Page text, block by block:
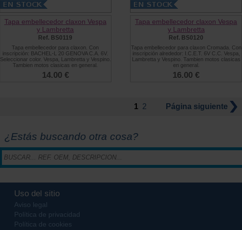
Tapa embellecedor claxon Vespa
y Lambretta
Ref. BS0119
Tapa embellecedor para claxon. Con
inscripción: BACHEL-L 20 GENOVA C.A. 6V.
Seleccionar color. Vespa, Lambretta y Vespino.
Tambien motos clasicas en general.
14.00 €
Tapa embellecedor claxon Vespa
y Lambretta
Ref. BS0120
Tapa embellecedor para claxon Cromada. Con
inscripción alrededor: I.C.E.T. 6V C.C. Vespa,
Lambretta y Vespino. Tambien motos clasicas
en general.
16.00 €
1 2 Página siguiente
¿Estás buscando otra cosa?
Uso del sitio
Aviso legal
Política de privacidad
Política de cookies